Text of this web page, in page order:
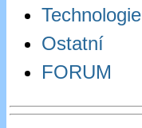
Technologie
Ostatní
FORUM